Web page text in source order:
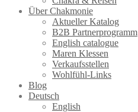
Über Chakmonie
Aktueller Katalog
B2B Partnerprogramm
English catalogue
Maren Klessen
Verkaufsstellen
Wohlfühl-Links
Blog
Deutsch
English